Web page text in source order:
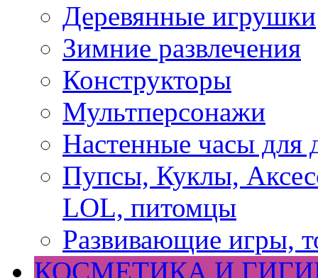
Деревянные игрушки
Зимние развлечения
Конструкторы
Мультперсонажи
Настенные часы для
Пупсы, Куклы,
LOL, питомцы
Развивающие игры,
КОСМЕТИКА И